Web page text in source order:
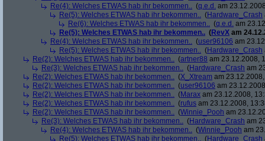
Re(4): Welches ETWAS hab ihr bekommen.. (q.e.d. am
Re(5): Welches ETWAS hab ihr bekommen.. (Hardware_Crash
Re(6): Welches ETWAS hab ihr bekommen.. (q.e.d. am
Re(5): Welches ETWAS hab ihr bekommen.. (RevX am
Re(4): Welches ETWAS hab ihr bekommen.. (user96106 am
Re(5): Welches ETWAS hab ihr bekommen.. (Hardware_Crash
Re(2): Welches ETWAS hab ihr bekommen.. (artner88 am 23.12.2008,
Re(3): Welches ETWAS hab ihr bekommen.. (Hardware_Crash am
Re(2): Welches ETWAS hab ihr bekommen.. (X_Xtream am
Re(2): Welches ETWAS hab ihr bekommen.. (user96106 am
Re(2): Welches ETWAS hab ihr bekommen.. (Marax am 23.12.2008,
Re(2): Welches ETWAS hab ihr bekommen.. (rufus am 23.12.2008,
Re(2): Welches ETWAS hab ihr bekommen.. (Winnie_Pooh am
Re(3): Welches ETWAS hab ihr bekommen.. (Hardware_Crash am
Re(4): Welches ETWAS hab ihr bekommen.. (Winnie_Pooh am
Re(5): Welches ETWAS hab ihr bekommen.. (Hardware_Crash